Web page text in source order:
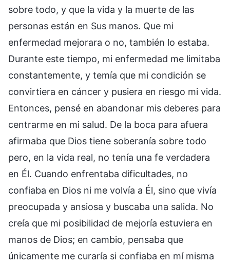
sobre todo, y que la vida y la muerte de las
personas están en Sus manos. Que mi
enfermedad mejorara o no, también lo estaba.
Durante este tiempo, mi enfermedad me limitaba
constantemente, y temía que mi condición se
convirtiera en cáncer y pusiera en riesgo mi vida.
Entonces, pensé en abandonar mis deberes para
centrarme en mi salud. De la boca para afuera
afirmaba que Dios tiene soberanía sobre todo
pero, en la vida real, no tenía una fe verdadera
en Él. Cuando enfrentaba dificultades, no
confiaba en Dios ni me volvía a Él, sino que vivía
preocupada y ansiosa y buscaba una salida. No
creía que mi posibilidad de mejoría estuviera en
manos de Dios; en cambio, pensaba que
únicamente me curaría si confiaba en mí misma